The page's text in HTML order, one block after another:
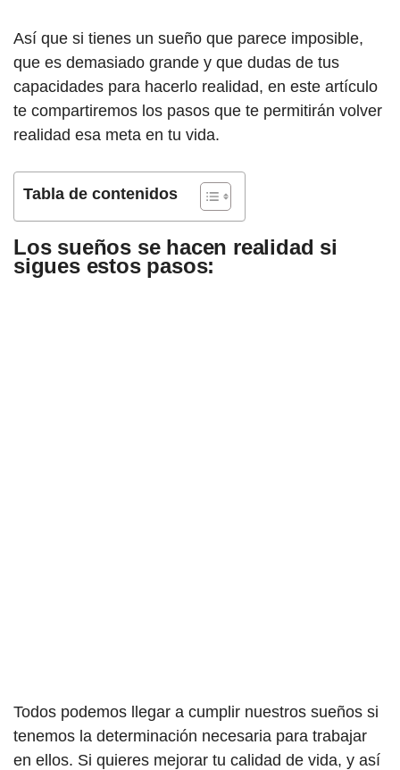
Así que si tienes un sueño que parece imposible,
que es demasiado grande y que dudas de tus
capacidades para hacerlo realidad, en este artículo
te compartiremos los pasos que te permitirán volver
realidad esa meta en tu vida.
Tabla de contenidos
Los sueños se hacen realidad si
sigues estos pasos:
Todos podemos llegar a cumplir nuestros sueños si
tenemos la determinación necesaria para trabajar
en ellos. Si quieres mejorar tu calidad de vida, y así